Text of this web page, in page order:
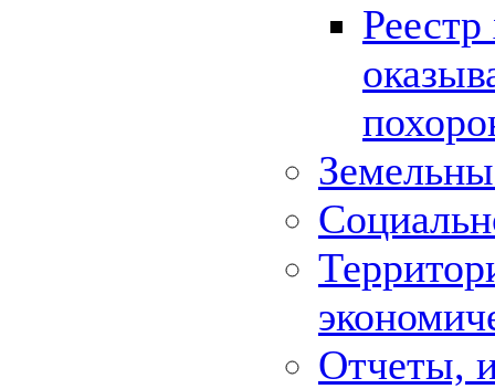
Отчеты,